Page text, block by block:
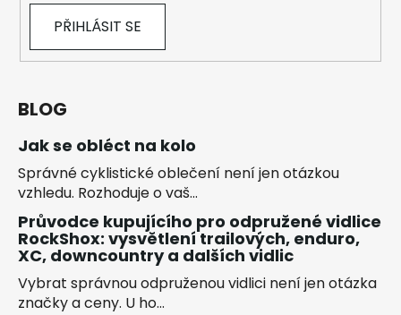
PŘIHLÁSIT SE
BLOG
Jak se obléct na kolo
Správné cyklistické oblečení není jen otázkou
vzhledu. Rozhoduje o vaš...
Průvodce kupujícího pro odpružené vidlice
RockShox: vysvětlení trailových, enduro,
XC, downcountry a dalších vidlic
Vybrat správnou odpruženou vidlici není jen otázka
značky a ceny. U ho...